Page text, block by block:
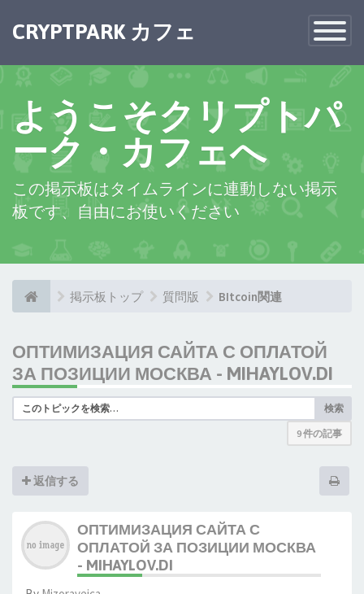
Toggle
CRYPTPARK カフェ
ようこそクリプトパ
ーク・カフェへ
この掲示板はタイムラインに連動しない掲示
板です、自由にお使いください
掲示板トップ 質問版 BItcoin関連
ОПТИМИЗАЦИЯ САЙТА С ОПЛАТОЙ
ЗА ПОЗИЦИИ МОСКВА - MIHAYLOV.DI
検索
9 件の記事
返信する
ОПТИМИЗАЦИЯ САЙТА С
ОПЛАТОЙ ЗА ПОЗИЦИИ МОСКВА
- MIHAYLOV.DI